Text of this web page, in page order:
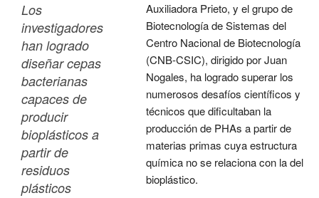
Los
investigadores
han logrado
diseñar cepas
bacterianas
capaces de
producir
bioplásticos a
partir de
residuos
plásticos
Auxiliadora Prieto, y el grupo de
Biotecnología de Sistemas del
Centro Nacional de Biotecnología
(CNB-CSIC), dirigido por Juan
Nogales, ha logrado superar los
numerosos desafíos científicos y
técnicos que dificultaban la
producción de PHAs a partir de
materias primas cuya estructura
química no se relaciona con la del
bioplástico.